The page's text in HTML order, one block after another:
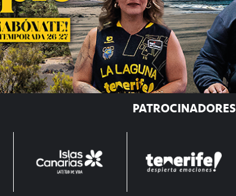
PATROCINADORES